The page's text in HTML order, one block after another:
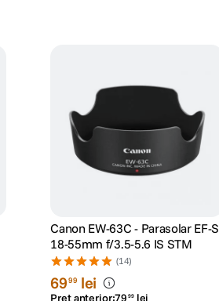
Canon EW-63C - Parasolar EF-S
18-55mm f/3.5-5.6 IS STM
(14)
6999 lei
99